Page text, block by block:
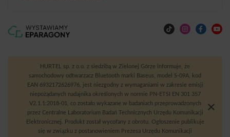
HURTEL sp. z o.o. z siedzibą w Zielonej Górze informuje, że
samochodowy odtwarzacz Bluetooth marki Baseus, model S-09A, kod
EAN 6932172626976, jest niezgodny z wymaganiami w zakresie emisji
niepożądanych nadajnika określonych w normie PN-ETSI EN 301 357
V2.1.1:2018-01, co zostało wykazane w badaniach przeprowadzonych
przez Centralne Laboratorium Badań Technicznych Urzędu Komunikacji
Elektronicznej. Produkt został wycofany z obrotu. Ogłoszenie publikuje
się w związku z postanowieniem Prezesa Urzędu Komunikacji